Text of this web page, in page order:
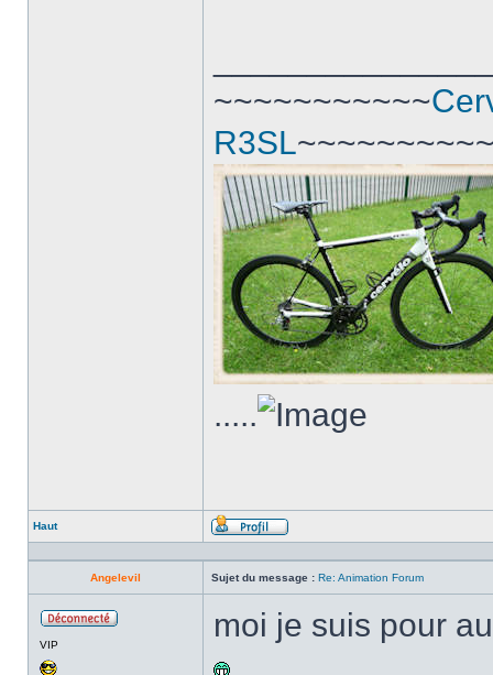
~~~~~~~~~~~
R3SL
.....
Haut
Profil
Angelevil Sujet du message : Re: Animation Forum
VIP
moi je suis pour